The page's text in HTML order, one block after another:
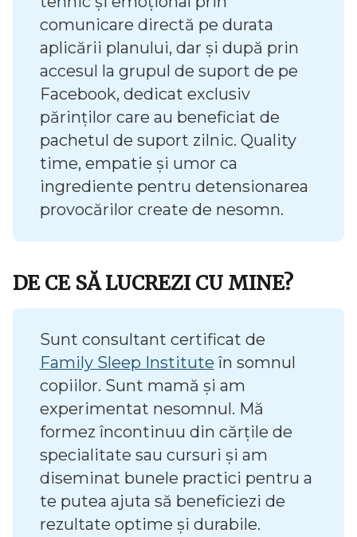
comunicare directă pe durata
aplicării planului, dar și după prin
accesul la grupul de suport de pe
Facebook, dedicat exclusiv
părinților care au beneficiat de
pachetul de suport zilnic. Quality
time, empatie și umor ca
ingrediente pentru detensionarea
provocărilor create de nesomn.
DE CE SĂ LUCREZI CU MINE?
Sunt consultant certificat de
Family Sleep Institute în somnul
copiilor. Sunt mamă și am
experimentat nesomnul. Mă
formez încontinuu din cărțile de
specialitate sau cursuri și am
diseminat bunele practici pentru a
te putea ajuta să beneficiezi de
rezultate optime și durabile.